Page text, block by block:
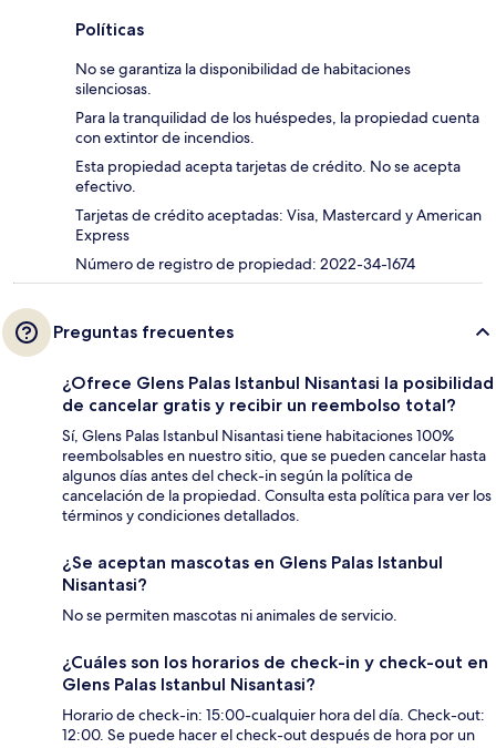
Políticas
No se garantiza la disponibilidad de habitaciones
silenciosas.
Para la tranquilidad de los huéspedes, la propiedad cuenta
con extintor de incendios.
Esta propiedad acepta tarjetas de crédito. No se acepta
efectivo.
Tarjetas de crédito aceptadas: Visa, Mastercard y American
Express
Número de registro de propiedad: 2022-34-1674
Preguntas frecuentes
¿Ofrece Glens Palas Istanbul Nisantasi la posibilidad
de cancelar gratis y recibir un reembolso total?
Sí, Glens Palas Istanbul Nisantasi tiene habitaciones 100%
reembolsables en nuestro sitio, que se pueden cancelar hasta
algunos días antes del check-in según la política de
cancelación de la propiedad. Consulta esta política para ver los
términos y condiciones detallados.
¿Se aceptan mascotas en Glens Palas Istanbul
Nisantasi?
No se permiten mascotas ni animales de servicio.
¿Cuáles son los horarios de check-in y check-out en
Glens Palas Istanbul Nisantasi?
Horario de check-in: 15:00-cualquier hora del día. Check-out:
12:00. Se puede hacer el check-out después de hora por un